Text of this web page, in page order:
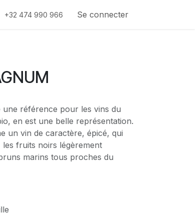
+32 474 990 966 Se connecter
une référence pour les vins du
en est une belle représentation.
un vin de caractère, épicé, qui
fruits noirs légèrement
marins tous proches du